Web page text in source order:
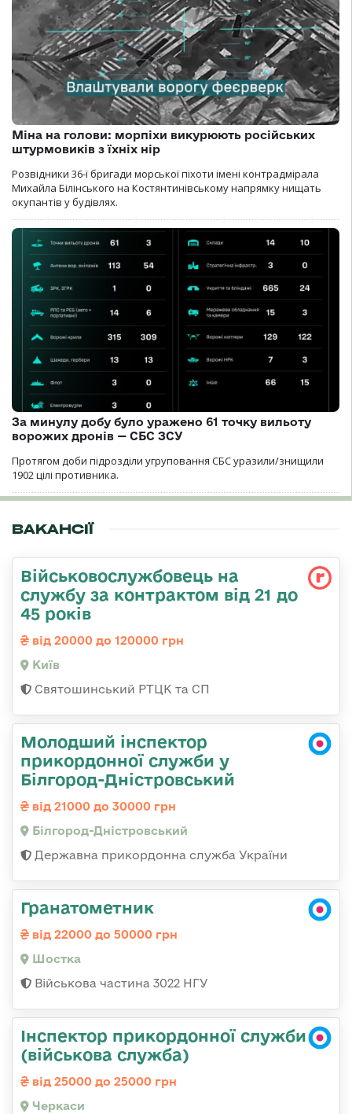
Міна на голови: морпіхи викурюють російських
штурмовиків з їхніх нір
Розвідники 36-ї бригади морської піхоти імені контрадмірала
Михайла Білінського на Костянтинівському напрямку нищать
окупантів у будівлях.
За минулу добу було уражено 61 точку вильоту
ворожих дронів — СБС ЗСУ
Протягом доби підрозділи угруповання СБС уразили/знищили
1902 цілі противника.
ВАКАНСІЇ
Військовослужбовець на
службу за контрактом від 21 до
45 років
від 20000 до 120000 грн
Київ
Святошинський РТЦК та СП
Молодший інспектор
прикордонної служби у
Білгород-Дністровський
від 21000 до 30000 грн
Білгород-Дністровський
Державна прикордонна служба України
Гранатометник
від 22000 до 50000 грн
Шостка
Військова частина 3022 НГУ
Інспектор прикордонної служби
(військова служба)
від 25000 до 25000 грн
Черкаси